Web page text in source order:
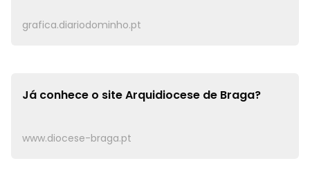
grafica.diariodominho.pt
Já conhece o siteArquidiocese de Braga?
www.diocese-braga.pt